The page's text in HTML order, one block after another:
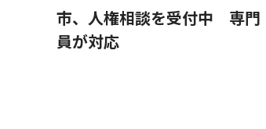
市、人権相談を受付中 専門
員が対応